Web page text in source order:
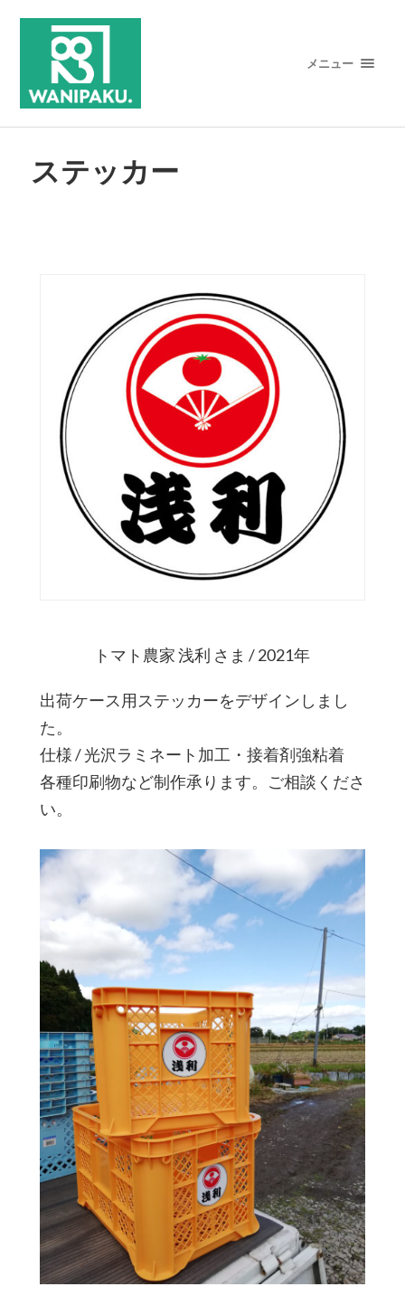
メニュー
ステッカー
トマト農家 浅利 さま / 2021年
出荷ケース用ステッカーをデザインしまし
た。
仕様 / 光沢ラミネート加工・接着剤強粘着
各種印刷物など制作承ります。ご相談くださ
い。